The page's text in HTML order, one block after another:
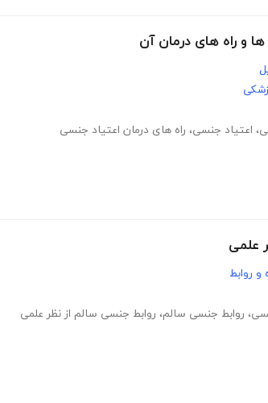
و راه های درمان آن
، اعتیاد جنسی، راه های درمان اعتیاد جنسی
علمی
و روابط
، روابط جنسی سالم، روابط جنسی سالم از نظر علمی